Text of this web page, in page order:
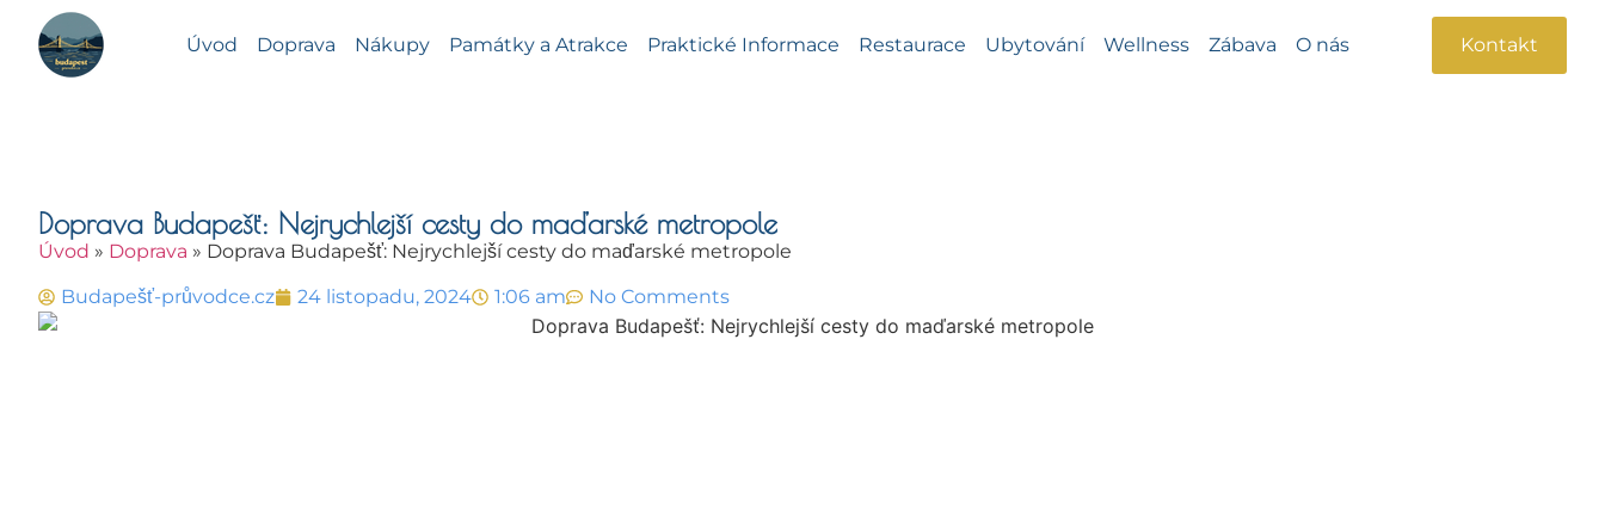
Úvod Doprava Nákupy Památky a Atrakce Praktické Informace Restaurace Ubytování Wellness Zábava O nás Kontakt
Doprava Budapešť: Nejrychlejší cesty do maďarské metropole
Úvod » Doprava » Doprava Budapešť: Nejrychlejší cesty do maďarské metropole
Budapešť-průvodce.cz 24 listopadu, 2024 1:06 am No Comments